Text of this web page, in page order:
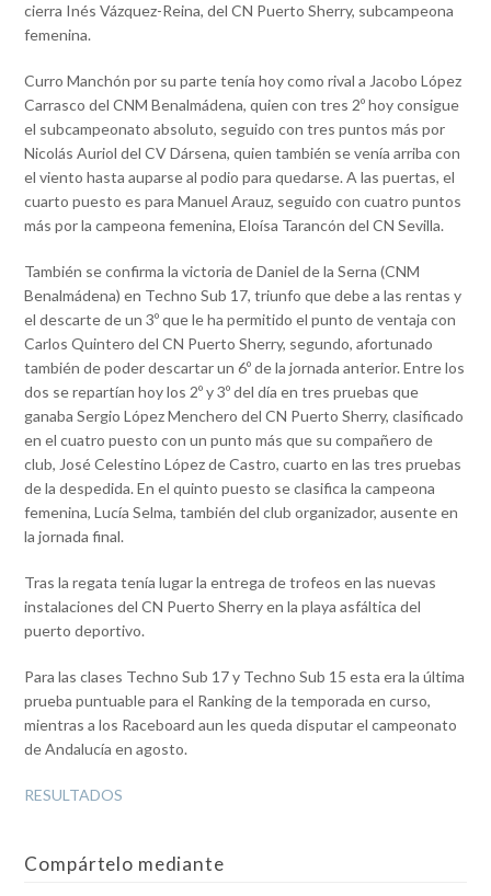
cierra Inés Vázquez-Reina, del CN Puerto Sherry, subcampeona
femenina.
Curro Manchón por su parte tenía hoy como rival a Jacobo López
Carrasco del CNM Benalmádena, quien con tres 2º hoy consigue
el subcampeonato absoluto, seguido con tres puntos más por
Nicolás Auriol del CV Dársena, quien también se venía arriba con
el viento hasta auparse al podio para quedarse. A las puertas, el
cuarto puesto es para Manuel Arauz, seguido con cuatro puntos
más por la campeona femenina, Eloísa Tarancón del CN Sevilla.
También se confirma la victoria de Daniel de la Serna (CNM
Benalmádena) en Techno Sub 17, triunfo que debe a las rentas y
el descarte de un 3º que le ha permitido el punto de ventaja con
Carlos Quintero del CN Puerto Sherry, segundo, afortunado
también de poder descartar un 6º de la jornada anterior. Entre los
dos se repartían hoy los 2º y 3º del día en tres pruebas que
ganaba Sergio López Menchero del CN Puerto Sherry, clasificado
en el cuatro puesto con un punto más que su compañero de
club, José Celestino López de Castro, cuarto en las tres pruebas
de la despedida. En el quinto puesto se clasifica la campeona
femenina, Lucía Selma, también del club organizador, ausente en
la jornada final.
Tras la regata tenía lugar la entrega de trofeos en las nuevas
instalaciones del CN Puerto Sherry en la playa asfáltica del
puerto deportivo.
Para las clases Techno Sub 17 y Techno Sub 15 esta era la última
prueba puntuable para el Ranking de la temporada en curso,
mientras a los Raceboard aun les queda disputar el campeonato
de Andalucía en agosto.
RESULTADOS
Compártelo mediante